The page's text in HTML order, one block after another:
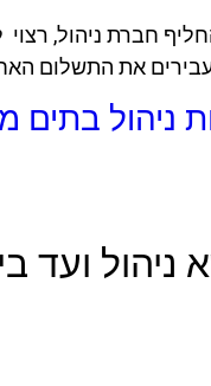
חברת ניהול, רצוי
את התשלום
ניהול בתים
ניהול ועד